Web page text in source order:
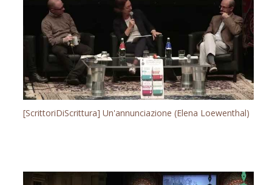
[ScrittoriDiScrittura] Un'annunciazione (Elena Loewenthal)